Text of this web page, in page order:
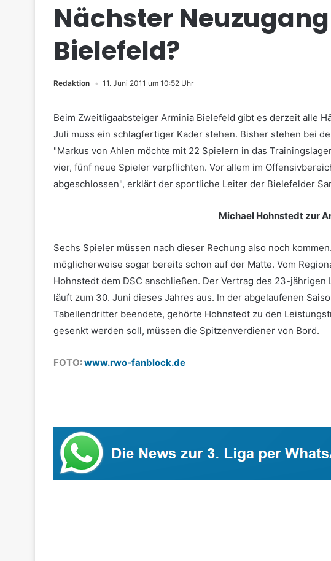
Nächster
Bielefeld?
Redaktion 11. Juni 2011 um 10:52 Uhr
Beim Zweitligaabsteiger Arminia Bielefeld gibt es derzeit alle
Juli muss ein schlagfertiger Kader stehen. Bisher stehen bei
"Markus von Ahlen möchte mit 22 Spielern in das
vier, fünf neue Spieler verpflichten. Vor allem im
abgeschlossen", erklärt der sportliche Leiter der Bielefelder
Michael Hohnstedt zur
Sechs Spieler müssen nach dieser Rechung also noch
möglicherweise sogar bereits schon auf der Matte. Vom
Hohnstedt dem DSC anschließen. Der Vertrag des 23-
läuft zum 30. Juni dieses Jahres aus. In der abgelaufenen
Tabellendritter beendete, gehörte Hohnstedt zu den
gesenkt werden soll, müssen die Spitzenverdiener von Bord.
FOTO:www.rwo-fanblock.de